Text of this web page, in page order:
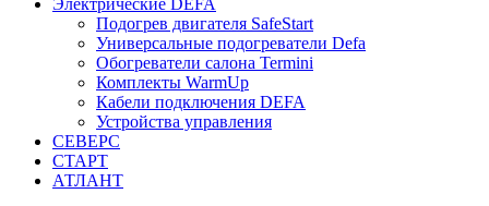
Подогрев двигателя SafeStart
Универсальные подогреватели Defa
Обогреватели салона Termini
Комплекты WarmUp
Кабели подключения DEFA
Устройства управления
СЕВЕРС
СТАРТ
АТЛАНТ